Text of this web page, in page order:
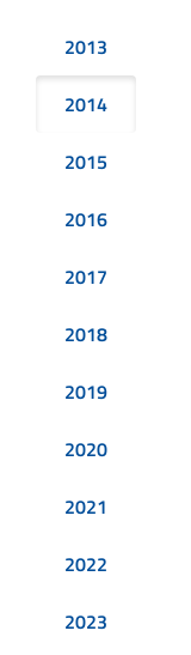
2013
2014
2015
2016
2017
2018
2019
2020
2021
2022
2023